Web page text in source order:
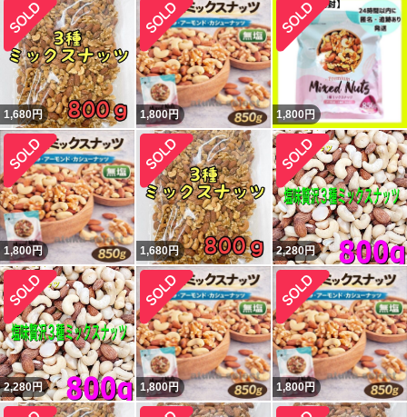
1,680円 1,800円 1,800円
1,800円 1,680円 2,280円
2,280円 1,800円 1,800円